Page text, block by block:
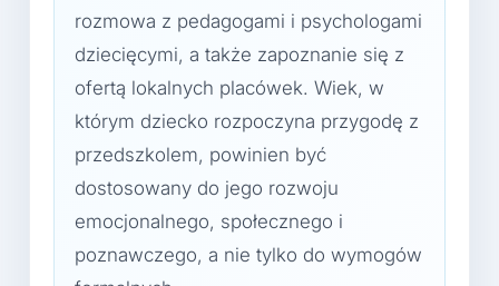
rozmowa z pedagogami i psychologami
dziecięcymi, a także zapoznanie się z
ofertą lokalnych placówek. Wiek, w
którym dziecko rozpoczyna przygodę z
przedszkolem, powinien być
dostosowany do jego rozwoju
emocjonalnego, społecznego i
poznawczego, a nie tylko do wymogów